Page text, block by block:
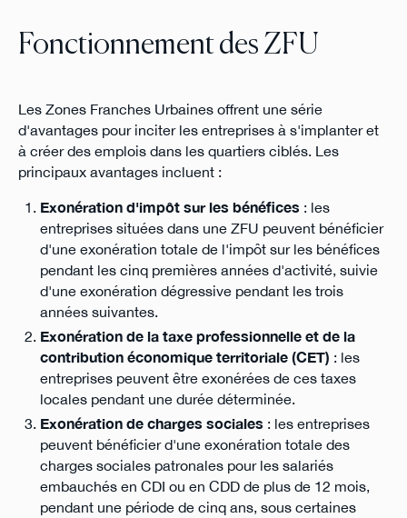
Fonctionnement des ZFU
Les Zones Franches Urbaines offrent une série
d'avantages pour inciter les entreprises à s'implanter et
à créer des emplois dans les quartiers ciblés. Les
principaux avantages incluent :
Exonération d'impôt sur les bénéfices : les
entreprises situées dans une ZFU peuvent bénéficier
d'une exonération totale de l'impôt sur les bénéfices
pendant les cinq premières années d'activité, suivie
d'une exonération dégressive pendant les trois
années suivantes.
Exonération de la taxe professionnelle et de la
contribution économique territoriale (CET) : les
entreprises peuvent être exonérées de ces taxes
locales pendant une durée déterminée.
Exonération de charges sociales : les entreprises
peuvent bénéficier d'une exonération totale des
charges sociales patronales pour les salariés
embauchés en CDI ou en CDD de plus de 12 mois,
pendant une période de cinq ans, sous certaines